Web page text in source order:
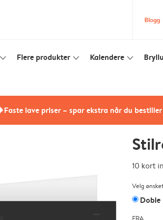
Blogg
slim_arrow_down Flere produkter slim_arrow_down Kalendere slim_arrow_down
Faste lave priser – spar ekstra når du
10 kort
Velg
FRA